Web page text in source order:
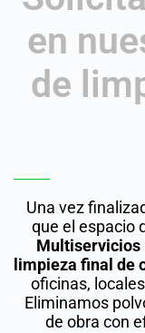
en
de
Una vez
que el espacio
Multiservicios
limpieza final de
oficinas,
Eliminamos
de obra con